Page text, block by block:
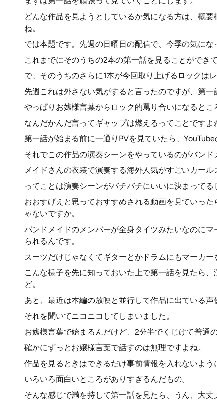
どんな作品を見ようとしているか気になる方は、概
ね。
では本題です。先週の日曜日の配信で、今季の気にな
これまでにそのうちの2本の第一話を見ることができて
で、そのうちのさらに1本が今回取り上げるロックは
先週これは外さない気がすると言ったのですが、第一
やっぱりお嬢様言葉からロック的罵り合いになるとこ
なんだかんだ言ってギャップは燃えるってことですよ
第一話が始まる前に一通りPVを見ていたら、
それでこの作品の演奏シーンをやっているのがバンド
メイドさんの衣装で演奏する海外人気がすごいカール
ってことは演奏シーンがバチバチにいいに決まってる
おおすげえと思っておすすめされる動画を見ていっ
ゃないですか。
バンドメイドのメンバーが全身タイツみたいなのに
られるんです。
スーツだけじゃなくてギターとかドラムにもマーカー
こんな様子を先に知っておいた上で第一話を見たら
ど。
あと、最近は本編の放映と並行して作品に出ている声
それを聞いてニコニコしてしまいました。
お嬢様言葉で始まるんだけど、2分半でくじけて普通
確かにずっとお嬢様言葉で話すのは無理ですよね。
作品を見るときはできるだけ事前情報を入れないよう
いろいろ面白いところがありすぎるんだもの。
そんな感じで満を持して第一話を見たら、うん、大丈